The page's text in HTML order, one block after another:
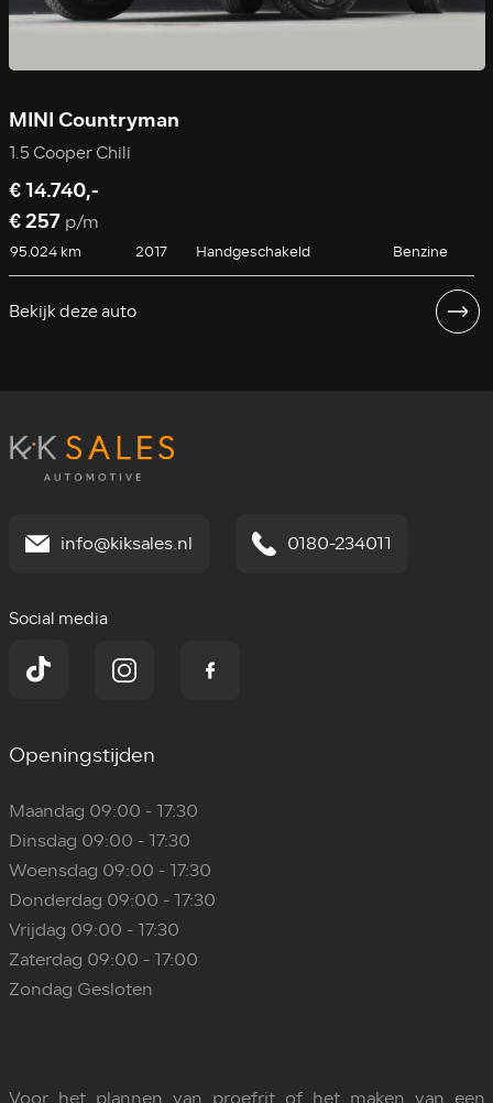
MINI Countryman
1.5 Cooper Chili
€ 14.740,-
€ 257 p/m
95.024 km 2017 Handgeschakeld Benzine
Bekijk deze auto
info@kiksales.nl 0180-234011
Social media
Openingstijden
Maandag 09:00 - 17:30
Dinsdag 09:00 - 17:30
Woensdag 09:00 - 17:30
Donderdag 09:00 - 17:30
Vrijdag 09:00 - 17:30
Zaterdag 09:00 - 17:00
Zondag Gesloten